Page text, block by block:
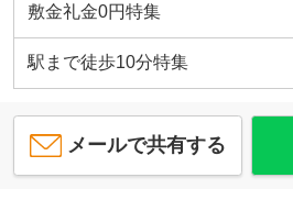
敷金礼金0円特集
駅まで徒歩10分特集
メールで共有する